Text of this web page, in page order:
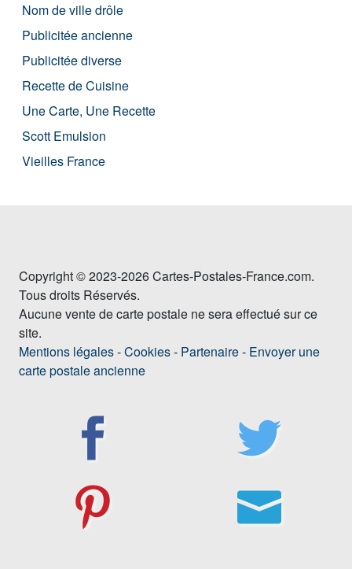
Nom de ville drôle
Publicitée ancienne
Publicitée diverse
Recette de Cuisine
Une Carte, Une Recette
Scott Emulsion
Vieilles France
Copyright © 2023-2026 Cartes-Postales-France.com.
Tous droits Réservés.
Aucune vente de carte postale ne sera effectué sur ce
site.
Mentions légales-Cookies- Partenaire- Envoyer une
carte postale ancienne